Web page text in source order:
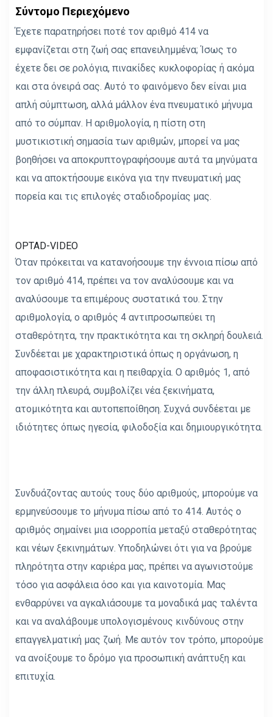
Σύντομο Περιεχόμενο
Έχετε παρατηρήσει ποτέ τον αριθμό 414 να
εμφανίζεται στη ζωή σας επανειλημμένα; Ίσως το
έχετε δει σε ρολόγια, πινακίδες κυκλοφορίας ή ακόμα
και στα όνειρά σας. Αυτό το φαινόμενο δεν είναι μια
απλή σύμπτωση, αλλά μάλλον ένα πνευματικό μήνυμα
από το σύμπαν. Η αριθμολογία, η πίστη στη
μυστικιστική σημασία των αριθμών, μπορεί να μας
βοηθήσει να αποκρυπτογραφήσουμε αυτά τα μηνύματα
και να αποκτήσουμε εικόνα για την πνευματική μας
πορεία και τις επιλογές σταδιοδρομίας μας.
OPTAD-VIDEO
Όταν πρόκειται να κατανοήσουμε την έννοια πίσω από
τον αριθμό 414, πρέπει να τον αναλύσουμε και να
αναλύσουμε τα επιμέρους συστατικά του. Στην
αριθμολογία, ο αριθμός 4 αντιπροσωπεύει τη
σταθερότητα, την πρακτικότητα και τη σκληρή δουλειά.
Συνδέεται με χαρακτηριστικά όπως η οργάνωση, η
αποφασιστικότητα και η πειθαρχία. Ο αριθμός 1, από
την άλλη πλευρά, συμβολίζει νέα ξεκινήματα,
ατομικότητα και αυτοπεποίθηση. Συχνά συνδέεται με
ιδιότητες όπως ηγεσία, φιλοδοξία και δημιουργικότητα.
Συνδυάζοντας αυτούς τους δύο αριθμούς, μπορούμε να
ερμηνεύσουμε το μήνυμα πίσω από το 414. Αυτός ο
αριθμός σημαίνει μια ισορροπία μεταξύ σταθερότητας
και νέων ξεκινημάτων. Υποδηλώνει ότι για να βρούμε
πληρότητα στην καριέρα μας, πρέπει να αγωνιστούμε
τόσο για ασφάλεια όσο και για καινοτομία. Μας
ενθαρρύνει να αγκαλιάσουμε τα μοναδικά μας ταλέντα
και να αναλάβουμε υπολογισμένους κινδύνους στην
επαγγελματική μας ζωή. Με αυτόν τον τρόπο, μπορούμε
να ανοίξουμε το δρόμο για προσωπική ανάπτυξη και
επιτυχία.